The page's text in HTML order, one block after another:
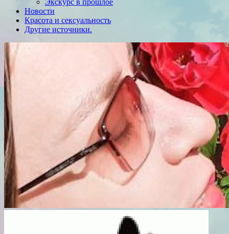
Экскурс в прошлое
Новости
Красота и сексуальность
Другие источники.